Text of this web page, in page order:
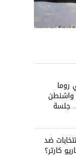
روما
واشنطن
جلسة
ضد
كارتر؟